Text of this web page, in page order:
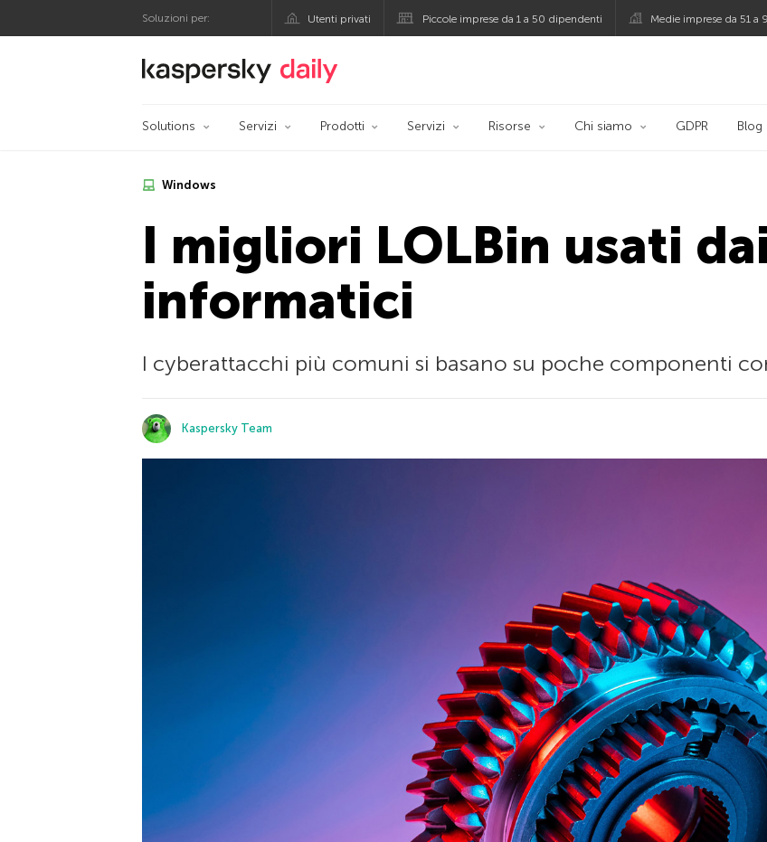
Soluzioni per: Utenti privati Piccole imprese da 1 a 50 dipendenti Medie imprese da 51
Blog ufficiale di Kaspersky
Solutions Servizi Prodotti Servizi Risorse Chi siamo GDPR Blog
Windows
I migliori LOLBin usati
informatici
I cyberattacchi più comuni si basano su poche componenti
Kaspersky Team